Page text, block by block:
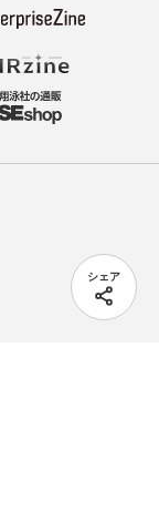
シェア